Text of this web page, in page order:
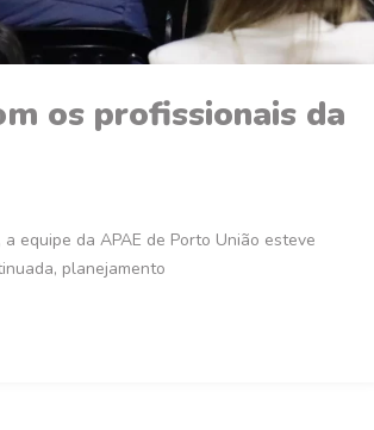
os profissionais da
equipe da APAE de Porto União esteve
planejamento